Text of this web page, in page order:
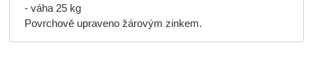
- váha 25 kg
Povrchově upraveno žárovým zinkem.